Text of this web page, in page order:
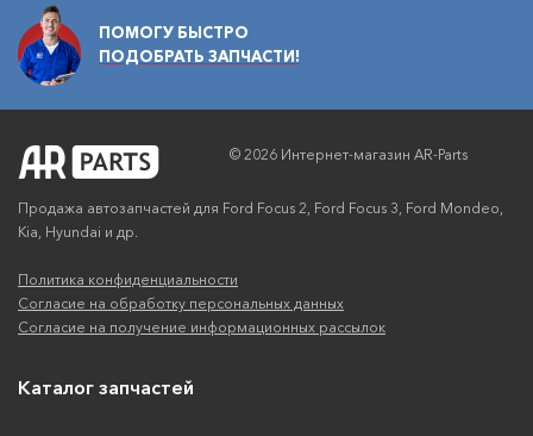
ПОМОГУ БЫСТРО
ПОДОБРАТЬ ЗАПЧАСТИ!
© 2026 Интернет-магазин AR-Parts
Продажа автозапчастей для Ford Focus 2, Ford Focus 3, Ford Mondeo,
Kia, Hyundai и др.
Политика конфиденциальности
Согласие на обработку персональных данных
Согласие на получение информационных рассылок
Каталог запчастей